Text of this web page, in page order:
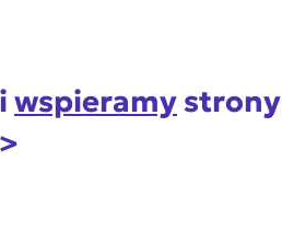
wspieramy strony